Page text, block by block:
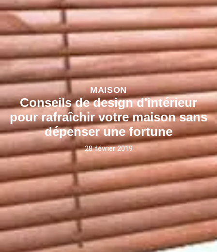
MAISON
Conseils de design d'intérieur
pour rafraîchir votre maison sans
dépenser une fortune
28 février 2019